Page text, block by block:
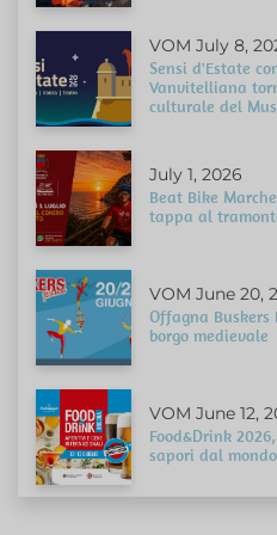
VOM July 8,
Sensi d'Estate
Vanvitelliana
culturale del
July 1, 2026
Beat Bike
tappa al
VOM June 20,
Offagna
borgo medievale
VOM June 12,
Food&Drink
sapori dal